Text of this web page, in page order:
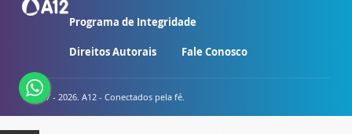
Programa de Integridade
Direitos Autorais Fale Conosco
© 2007 - 2026. A12 - Conectados pela fé.